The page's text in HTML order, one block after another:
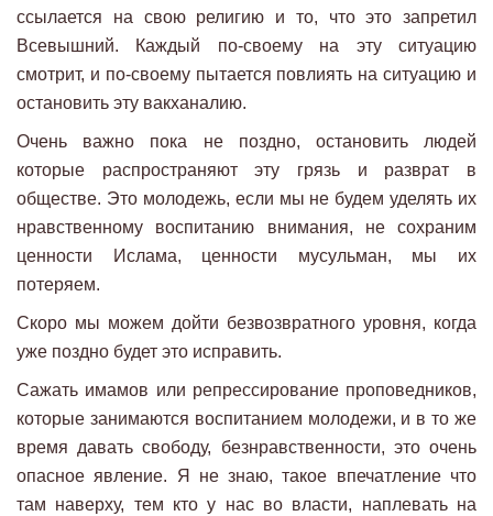
ссылается на свою религию и то, что это запретил
Всевышний. Каждый по-своему на эту ситуацию
смотрит, и по-своему пытается повлиять на ситуацию и
остановить эту вакханалию.
Очень важно пока не поздно, остановить людей
которые распространяют эту грязь и разврат в
обществе. Это молодежь, если мы не будем уделять их
нравственному воспитанию внимания, не сохраним
ценности Ислама, ценности мусульман, мы их
потеряем.
Скоро мы можем дойти безвозвратного уровня, когда
уже поздно будет это исправить.
Сажать имамов или репрессирование проповедников,
которые занимаются воспитанием молодежи, и в то же
время давать свободу, безнравственности, это очень
опасное явление. Я не знаю, такое впечатление что
там наверху, тем кто у нас во власти, наплевать на